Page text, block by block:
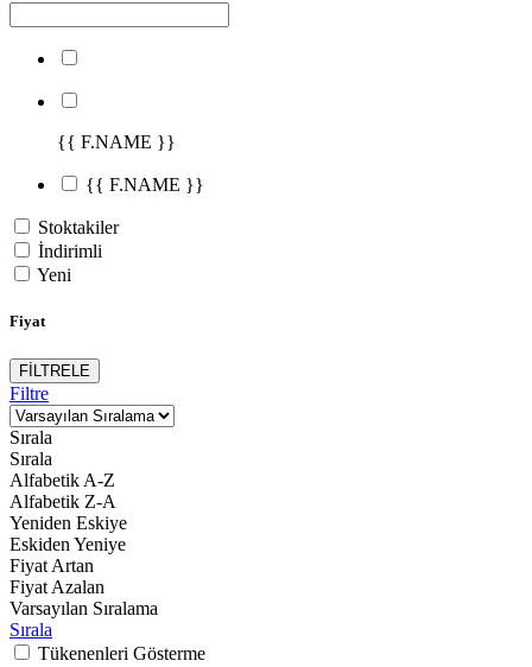
{{ F.NAME }}
{{ F.NAME }}
Stoktakiler
İndirimli
Yeni
Fiyat
FİLTRELE
Filtre
Sırala
Sırala
Alfabetik A-Z
Alfabetik Z-A
Yeniden Eskiye
Eskiden Yeniye
Fiyat Artan
Fiyat Azalan
Varsayılan Sıralama
Sırala
Tükenenleri Gösterme